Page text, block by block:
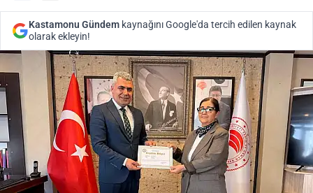
Kastamonu Gündem kaynağını Google'da tercih edilen kaynak
olarak ekleyin!